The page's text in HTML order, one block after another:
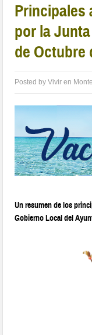
Principales
por la
de Octubre
Posted byVivir en
Un resumen de los
Gobierno Local del